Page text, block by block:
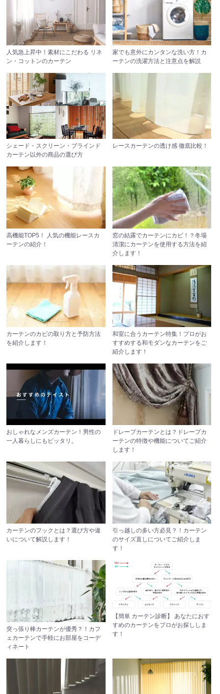
人気急上昇中！素材にこだわる リネ
ン・コットンのカーテン
家でも意外にカンタンな洗い方！ カ
ーテンの洗濯方法と注意点を解説
シェード・スクリーン・ブラインド
カーテン以外の商品の選び方
レースカーテンの透け感 徹底比較！
高機能TOP5！
人気の機能レースカ
ーテンの紹介！
窓の結露でカーテンにカビ！？ 冬場
清潔にカーテンを使用する方法を紹
介します！
カーテンのカビの取り方と予防方法
を紹介します！
和室に合うカーテン特集！ プロがお
すすめする和モダンなカーテンをご
紹介します！
おしゃれなメンズカーテン！ 男性の
一人暮らしにもピッタリ。
ドレープカーテンとは？ ドレープカ
ーテンの特徴や機能についてご紹介
します！
カーテンのフックとは？選び方や違
いについて解説します！
引っ越しの多い方必見？！ カーテン
のサイズ直しについてご紹介しま
す！
突っ張り棒カーテンが優秀？！ カフ
ェカーテンで手軽にお部屋をコーデ
ィネート
【簡単 カーテン診断】 あなたにおす
すめのカーテンをプロがお探ししま
す！